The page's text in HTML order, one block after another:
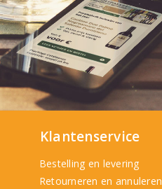
Klantenservice
Bestelling en levering
Retourneren en annuleren